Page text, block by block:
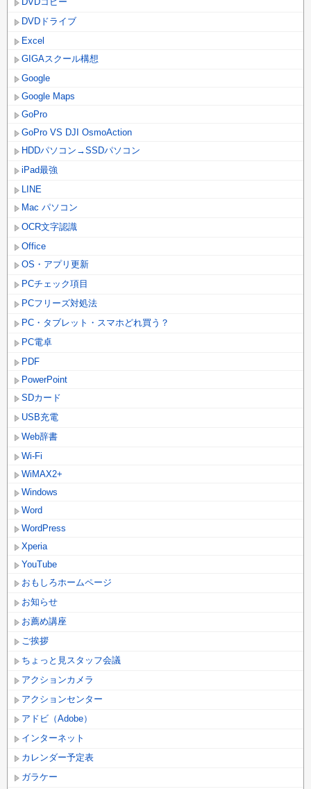
DVDドライブ
Excel
GIGAスクール構想
Google
Google Maps
GoPro
GoPro VS DJI OsmoAction
HDDパソコン→SSDパソコン
iPad最強
LINE
Mac パソコン
OCR文字認識
Office
OS・アプリ更新
PCチェック項目
PCフリーズ対処法
PC・タブレット・スマホどれ買う？
PC電卓
PDF
PowerPoint
SDカード
USB充電
Web辞書
Wi-Fi
WiMAX2+
Windows
Word
WordPress
Xperia
YouTube
おもしろホームページ
お知らせ
お薦め講座
ご挨拶
ちょっと見スタッフ会議
アクションカメラ
アクションセンター
アドビ（Adobe）
インターネット
カレンダー予定表
ガラケー